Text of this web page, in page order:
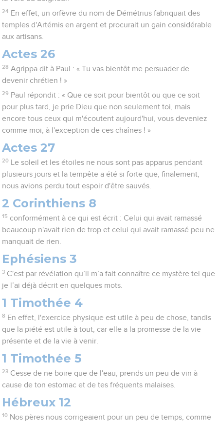
24 En effet, un orfèvre du nom de Démétrius fabriquait des
temples d'Artémis en argent et procurait un gain considérable
aux artisans.
Actes 26
28 Agrippa dit à Paul : « Tu vas bientôt me persuader de
devenir chrétien ! »
29 Paul répondit : « Que ce soit pour bientôt ou que ce soit
pour plus tard, je prie Dieu que non seulement toi, mais
encore tous ceux qui m'écoutent aujourd'hui, vous deveniez
comme moi, à l'exception de ces chaînes ! »
Actes 27
20
Le soleil et les étoiles ne nous sont pas apparus pendant
plusieurs jours et la tempête a été si forte que, finalement,
nous avions perdu tout espoir d'être sauvés.
2 Corinthiens 8
15 conformément à ce qui est écrit : Celui qui avait ramassé
beaucoup n'avait rien de trop et celui qui avait ramassé peu ne
manquait de rien.
Ephésiens 3
3 C'est par révélation qu’il m’a fait connaître ce mystère tel que
je l’ai déjà décrit en quelques mots.
1 Timothée 4
8 En effet, l'exercice physique est utile à peu de chose, tandis
que la piété est utile à tout, car elle a la promesse de la vie
présente et de la vie à venir.
1 Timothée 5
23 Cesse de ne boire que de l'eau, prends un peu de vin à
cause de ton estomac et de tes fréquents malaises.
Hébreux 12
10 Nos pères nous corrigeaient pour un peu de temps, comme